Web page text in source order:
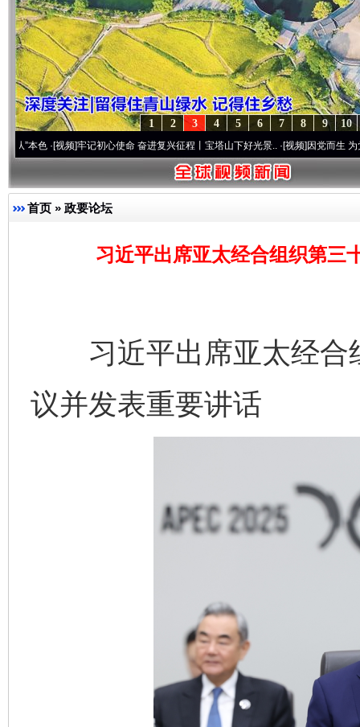
10
9
8
7
6
5
4
3
2
1
频]牢记初心使命 奋进复兴征程丨宝塔山下好光景..·[视频]因党而生 为党而战——
首页 » 政要论坛
习近平出席亚太经合组织第三
习近平出席亚太经合
议并发表重要讲话